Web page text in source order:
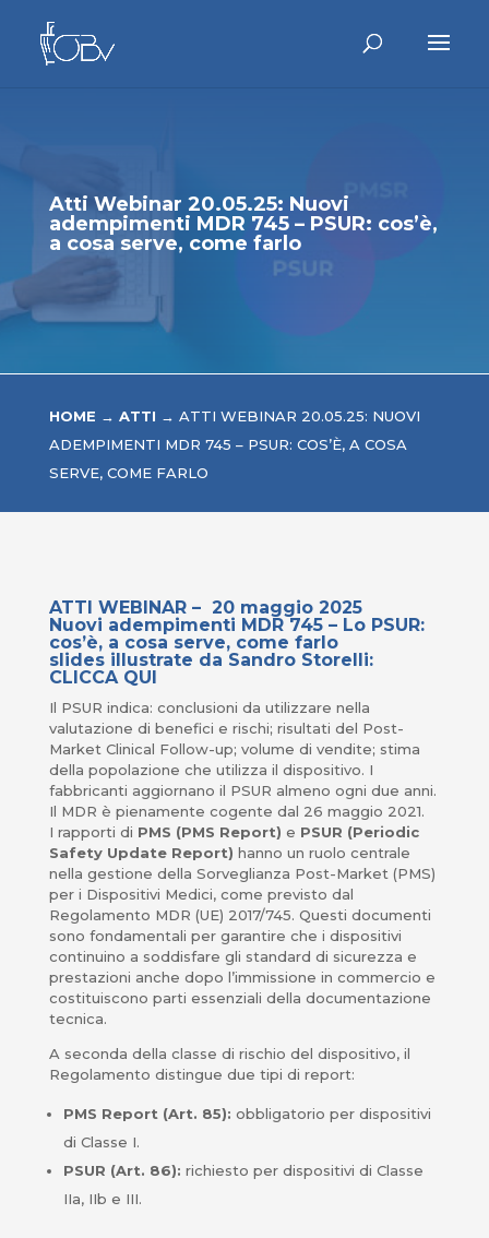
Atti Webinar 20.05.25: Nuovi
adempimenti MDR 745 – PSUR: cos’è,
a cosa serve, come farlo
HOME → ATTI → ATTI WEBINAR 20.05.25: NUOVI
ADEMPIMENTI MDR 745 – PSUR: COS’È, A COSA
SERVE, COME FARLO
ATTI WEBINAR – 20 maggio 2025
Nuovi adempimenti MDR 745 – Lo PSUR:
cos’è, a cosa serve, come farlo
slides illustrate da Sandro Storelli:
CLICCA QUI
Il PSUR indica: conclusioni da utilizzare nella
valutazione di benefici e rischi; risultati del Post-
Market Clinical Follow-up; volume di vendite; stima
della popolazione che utilizza il dispositivo. I
fabbricanti aggiornano il PSUR almeno ogni due anni.
Il MDR è pienamente cogente dal 26 maggio 2021.
I rapporti di PMS (PMS Report) e PSUR (Periodic
Safety Update Report) hanno un ruolo centrale
nella gestione della Sorveglianza Post-Market (PMS)
per i Dispositivi Medici, come previsto dal
Regolamento MDR (UE) 2017/745. Questi documenti
sono fondamentali per garantire che i dispositivi
continuino a soddisfare gli standard di sicurezza e
prestazioni anche dopo l’immissione in commercio e
costituiscono parti essenziali della documentazione
tecnica.
A seconda della classe di rischio del dispositivo, il
Regolamento distingue due tipi di report:
PMS Report (Art. 85): obbligatorio per dispositivi
di Classe I.
PSUR (Art. 86): richiesto per dispositivi di Classe
IIa, IIb e III.